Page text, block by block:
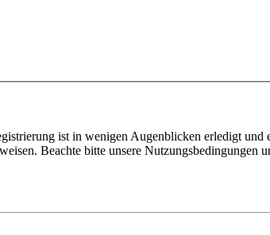
ist in wenigen Augenblicken erledigt
Beachte bitte unsere Nutzungsbedingungen